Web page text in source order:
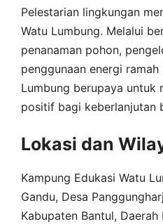
Pelestarian lingkungan
Watu Lumbung. Melalui
penanaman pohon,
penggunaan energi ramah
Lumbung berupaya untuk
positif bagi keberlanjutan
Lokasi dan
Kampung Edukasi Watu
Gandu, Desa
Kabupaten Bantul,